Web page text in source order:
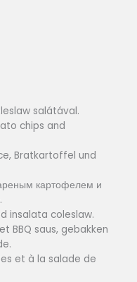
salátával.
chips and
Bratkartoffel und
картофелем и
insalata coleslaw.
BBQ saus, gebakken
et à la salade de